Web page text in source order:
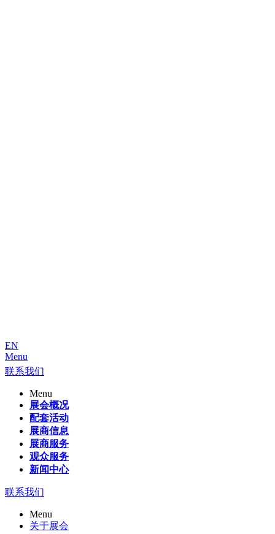
EN
Menu
联系我们
Menu
展会概况
配套活动
展商信息
展商服务
观众服务
新闻中心
联系我们
Menu
关于展会